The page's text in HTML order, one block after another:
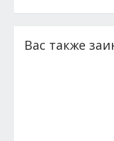
Вас также